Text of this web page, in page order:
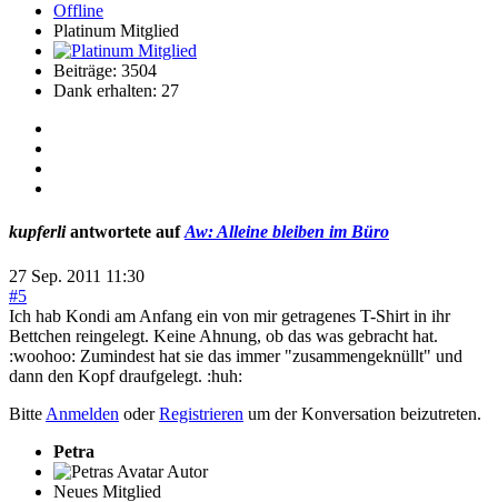
Offline
Platinum Mitglied
Beiträge: 3504
Dank erhalten: 27
kupferliantwortete aufAw: Alleine bleiben im Büro
27 Sep. 2011 11:30
#5
Ich hab Kondi am Anfang ein von mir getragenes T-Shirt in ihr
Bettchen reingelegt. Keine Ahnung, ob das was gebracht hat.
:woohoo: Zumindest hat sie das immer "zusammengeknüllt" und
dann den Kopf draufgelegt. :huh:
Bitte Anmelden oderRegistrieren um der Konversation beizutreten.
Petra
Autor
Neues Mitglied